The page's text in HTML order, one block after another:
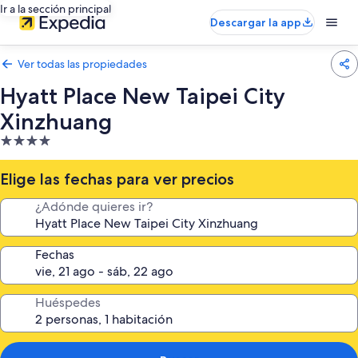
Ir a la sección principal
Descargar la app
Ver todas las propiedades
Hyatt Place New Taipei City
Xinzhuang
Propiedad
de
4.0
estrellas
Elige las fechas para ver precios
¿Adónde quieres ir?
Fechas
Huéspedes